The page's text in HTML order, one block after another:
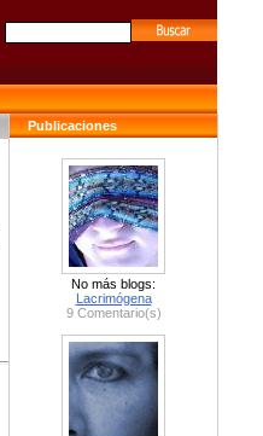
Publicaciones
No más blogs:
Lacrimógena
9 Comentario(s)